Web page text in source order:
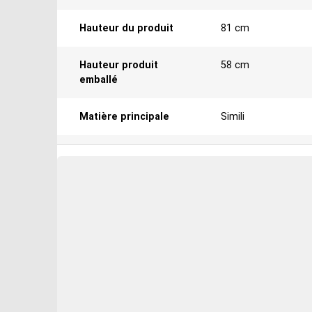
Hauteur du produit 81 cm
Hauteur produit
emballé
58 cm
Matière principale Simili